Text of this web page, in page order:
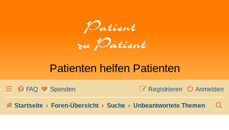
Patienten helfen Patienten
FAQ Spenden Anmelden
Registrieren
Startseite Foren-Übersicht Suche Unbeantwortete Themen